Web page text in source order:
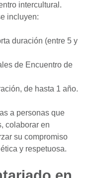
intercultural.
incluyen:
duración (entre 5 y
de Encuentro de
de hasta 1 año.
a personas que
colaborar en
su compromiso
y respetuosa.